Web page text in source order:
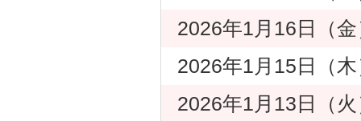
2026年1月16日（
2026年1月15日（
2026年1月13日（